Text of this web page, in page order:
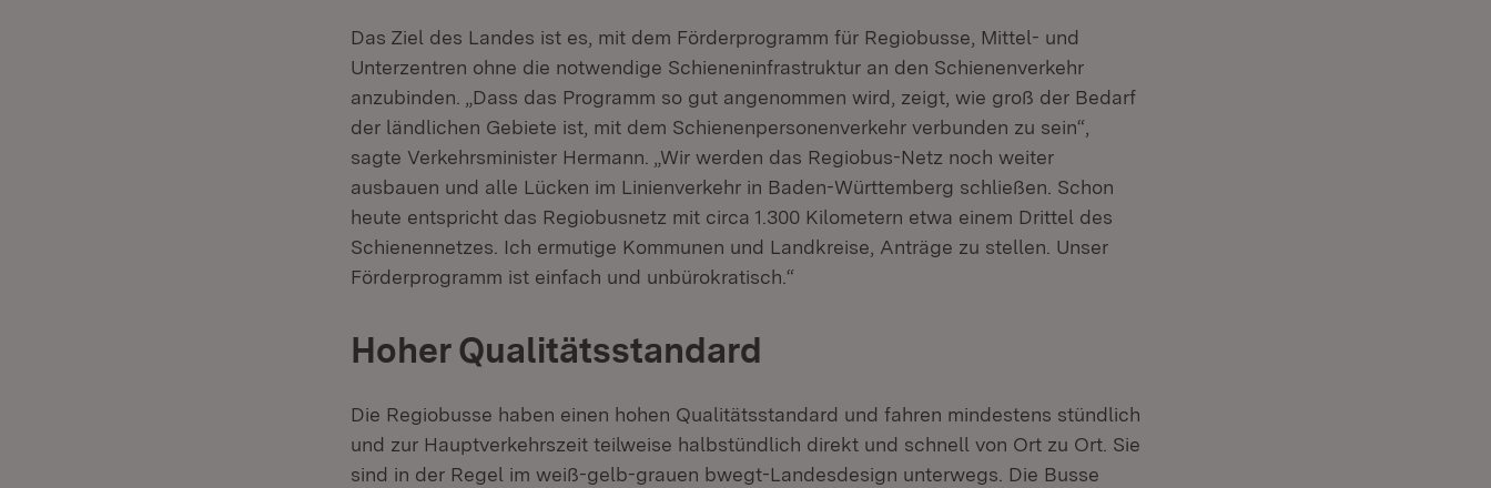
Das Ziel des Landes ist es, mit dem Förderprogramm für Regiobusse, Mittel- und
Unterzentren ohne die notwendige Schieneninfrastruktur an den Schienenverkehr
anzubinden. „Dass das Programm so gut angenommen wird, zeigt, wie groß der Bedarf
der ländlichen Gebiete ist, mit dem Schienenpersonenverkehr verbunden zu sein“,
sagte Verkehrsminister Hermann. „Wir werden das Regiobus-Netz noch weiter
ausbauen und alle Lücken im Linienverkehr in Baden-Württemberg schließen. Schon
heute entspricht das Regiobusnetz mit circa 1.300 Kilometern etwa einem Drittel des
Schienennetzes. Ich ermutige Kommunen und Landkreise, Anträge zu stellen. Unser
Förderprogramm ist einfach und unbürokratisch.“
Hoher Qualitätsstandard
Die Regiobusse haben einen hohen Qualitätsstandard und fahren mindestens stündlich
und zur Hauptverkehrszeit teilweise halbstündlich direkt und schnell von Ort zu Ort. Sie
sind in der Regel im weiß-gelb-grauen bwegt-Landesdesign unterwegs. Die Busse